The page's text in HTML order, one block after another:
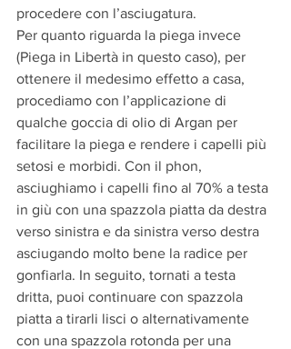
procedere con l’asciugatura.
Per quanto riguarda la piega invece
(Piega in Libertà in questo caso), per
ottenere il medesimo effetto a casa,
procediamo con l’applicazione di
qualche goccia di olio di Argan per
facilitare la piega e rendere i capelli più
setosi e morbidi. Con il phon,
asciughiamo i capelli fino al 70% a testa
in giù con una spazzola piatta da destra
verso sinistra e da sinistra verso destra
asciugando molto bene la radice per
gonfiarla. In seguito, tornati a testa
dritta, puoi continuare con spazzola
piatta a tirarli lisci o alternativamente
con una spazzola rotonda per una